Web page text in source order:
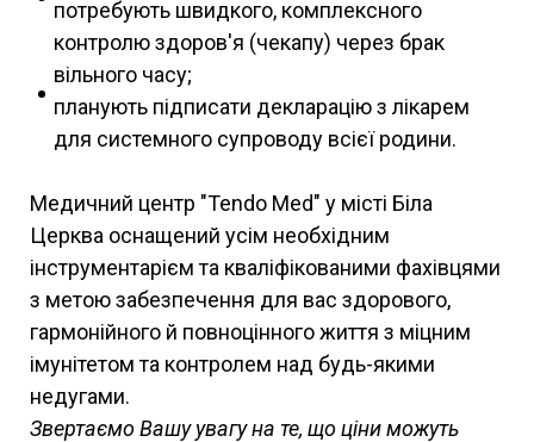
потребують швидкого, комплексного
контролю здоров'я (чекапу) через брак
вільного часу;
планують підписати декларацію з лікарем
для системного супроводу всієї родини.
Медичний центр "Tendo Med" у місті Біла
Церква оснащений усім необхідним
інструментарієм та кваліфікованими фахівцями
з метою забезпечення для вас здорового,
гармонійного й повноцінного життя з міцним
імунітетом та контролем над будь-якими
недугами.
Звертаємо Вашу увагу на те, що ціни можуть